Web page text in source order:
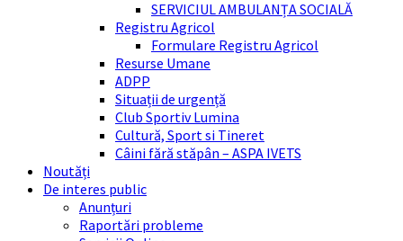
SERVICIUL AMBULANȚA SOCIALĂ
Registru Agricol
Formulare Registru Agricol
Resurse Umane
ADPP
Situații de urgență
Club Sportiv Lumina
Cultură, Sport si Tineret
Câini fără stăpân – ASPA IVETS
Noutăți
De interes public
Anunțuri
Raportări probleme